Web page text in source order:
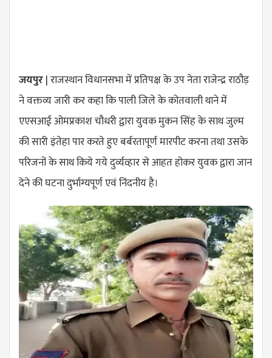
जयपुर| राजस्थान विधानसभा में प्रतिपक्ष के उप नेता राजेन्द्र राठौड़
ने वक्तव्य जारी कर कहा कि पाली जिले के कोतवाली थाने में
एएसआई ओमप्रकाश चौधरी द्वारा युवक मुकन सिंह के साथ जुल्म
की सारी इंतेहा पार करते हुए बर्बरतापूर्ण मारपीट करना तथा उसके
परिजनों के साथ किये गये दुर्व्यव्हार से आहत होकर युवक द्वारा जान
देने की घटना दुर्भाग्यपूर्ण एवं निंदनीय है।